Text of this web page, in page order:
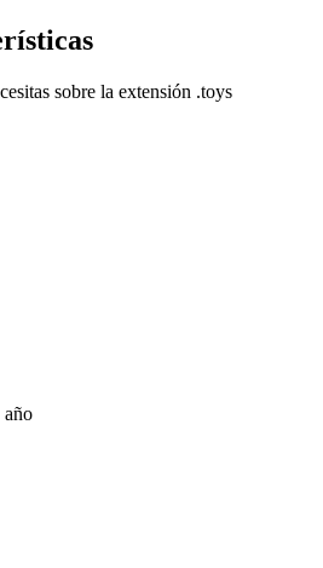
sobre la extensión .toys